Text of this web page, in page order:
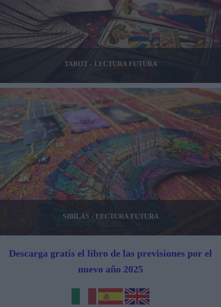
TAROT - LECTURA FUTURA
SIBILAS - LECTURA FUTURA
Descarga gratis el libro de las previsiones por el
nuevo año 2025